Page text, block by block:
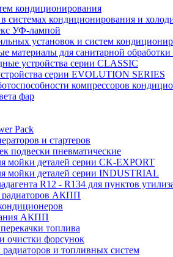
кондиционирования
системах кондиционирования и
УФ-лампой
установок и систем
материалы для санитарной
устройства серии CLASSIC
серии EVOLUTION SERIES
компрессоров
фар
Pack
и стартеров
подвески пневматические
мойки деталей серии CK-EXPORT
мойки деталей серии INDUSTRIAL
R12 - R134 для пунктов
радиаторов АКПП
АКПП
топлива
очистки форсунок
и топливных систем